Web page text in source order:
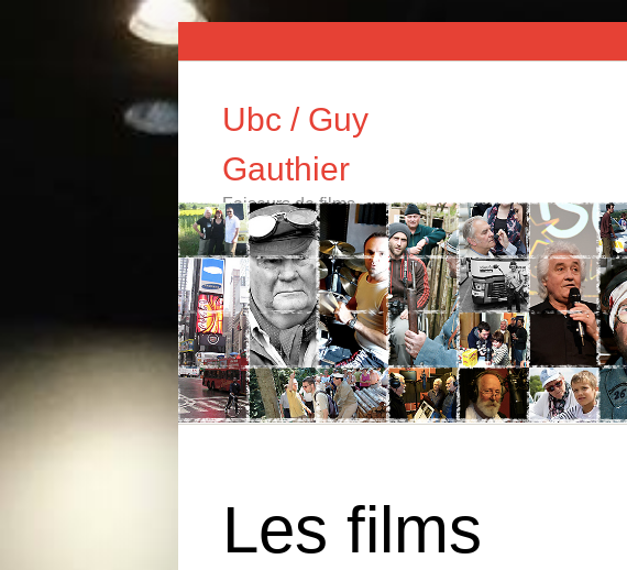
Ubc / Guy
Gauthier
Faiseurs de films
À PROPOS
Les films